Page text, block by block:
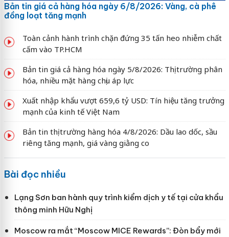
Bản tin giá cả hàng hóa ngày 6/8/2026: Vàng, cà phê
đồng loạt tăng mạnh
Toàn cảnh hành trình chặn đứng 35 tấn heo nhiễm chất
cấm vào TP.HCM
Bản tin giá cả hàng hóa ngày 5/8/2026: Thị trường phân
hóa, nhiều mặt hàng chịu áp lực
Xuất nhập khẩu vượt 659,6 tỷ USD: Tín hiệu tăng trưởng
mạnh của kinh tế Việt Nam
Bản tin thị trường hàng hóa 4/8/2026: Dầu lao dốc, sầu
riêng tăng mạnh, giá vàng giằng co
Bài đọc nhiều
Lạng Sơn ban hành quy trình kiểm dịch y tế tại cửa khẩu
thông minh Hữu Nghị
Moscow ra mắt “Moscow MICE Rewards”: Đòn bẩy mới